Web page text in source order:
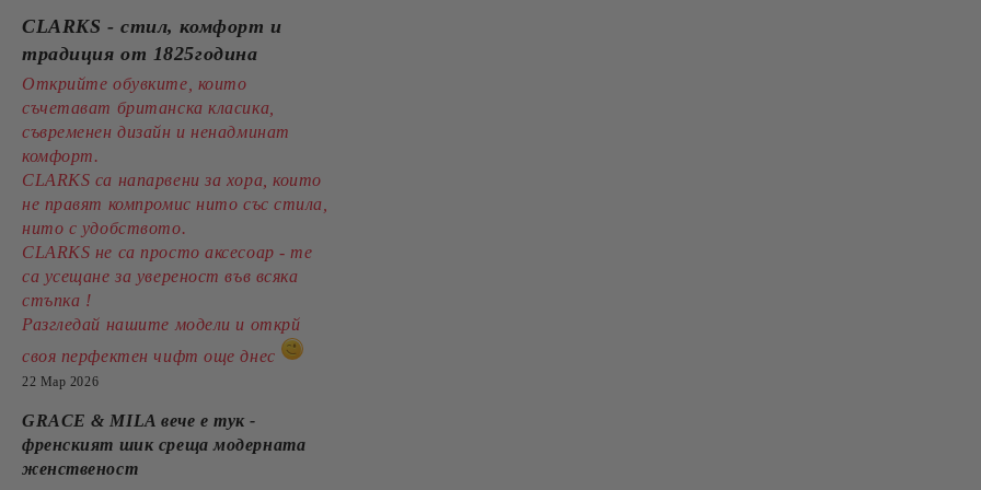
CLARKS - стил, комфорт и
традиция от 1825година
Открийте обувките, които
съчетават британска класика,
съвременен дизайн и ненадминат
комфорт.
CLARKS са напарвени за хора, които
не правят компромис нито със стила,
нито с удобството.
CLARKS не са просто аксесоар - те
са усещане за увереност във всяка
стъпка !
Разгледай нашите модели и открй
своя перфектен чифт още днес
22 Мар 2026
GRACE & MILA вече е тук -
френският шик среща модерната
женственост